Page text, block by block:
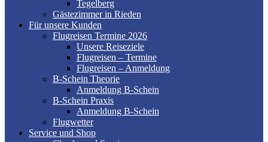
Tegelberg
Gästezimmer in Rieden
Für unsere Kunden
Flugreisen Termine 2026
Unsere Reiseziele
Flugreisen – Termine
Flugreisen – Anmeldung
B-Schein Theorie
Anmeldung B-Schein
B-Schein Praxis
Anmeldung B-Schein
Flugwetter
Service und Shop